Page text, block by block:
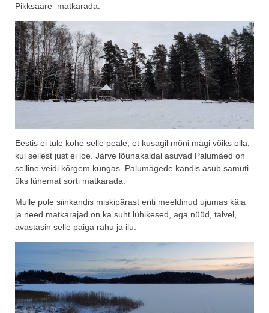
Pikksaare matkarada.
Eestis ei tule kohe selle peale, et kusagil mõni mägi võiks olla,
kui sellest just ei loe. Järve lõunakaldal asuvad Palumäed on
selline veidi kõrgem küngas. Palumägede kandis asub samuti
üks lühemat sorti matkarada.
Mulle pole siinkandis miskipärast eriti meeldinud ujumas käia
ja need matkarajad on ka suht lühikesed, aga nüüd, talvel,
avastasin selle paiga rahu ja ilu.